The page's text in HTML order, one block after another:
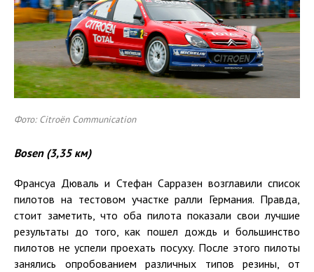
Фото: Citroën Communication
Bosen (3,35 км)
Франсуа Дюваль и Стефан Сарразен возглавили список
пилотов на тестовом участке ралли Германия. Правда,
стоит заметить, что оба пилота показали свои лучшие
результаты до того, как пошел дождь и большинство
пилотов не успели проехать посуху. После этого пилоты
занялись опробованием различных типов резины, от